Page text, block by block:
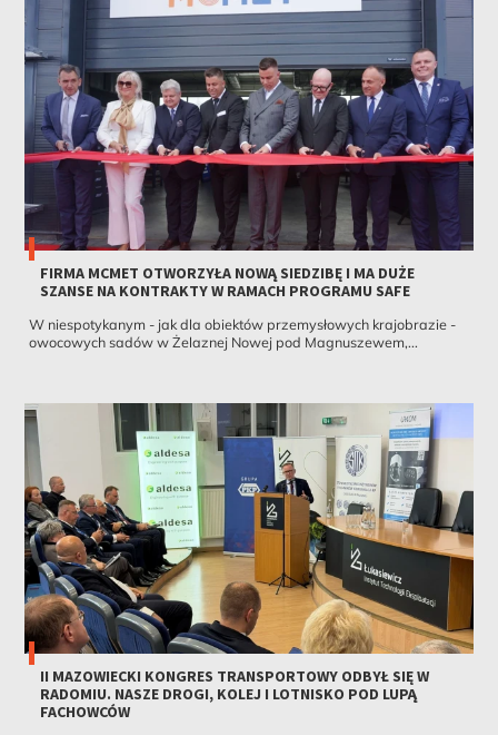
FIRMA MCMET OTWORZYŁA NOWĄ SIEDZIBĘ I MA DUŻE
SZANSE NA KONTRAKTY W RAMACH PROGRAMU SAFE
W niespotykanym - jak dla obiektów przemysłowych krajobrazie -
owocowych sadów w Żelaznej Nowej pod Magnuszewem,...
II MAZOWIECKI KONGRES TRANSPORTOWY ODBYŁ SIĘ W
RADOMIU. NASZE DROGI, KOLEJ I LOTNISKO POD LUPĄ
FACHOWCÓW